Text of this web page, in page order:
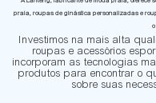
praia, roupas de ginástica personalizadas e
Investimos na mais alta
roupas e acessórios
incorporam as tecnologias
produtos para encontrar o
sobre suas